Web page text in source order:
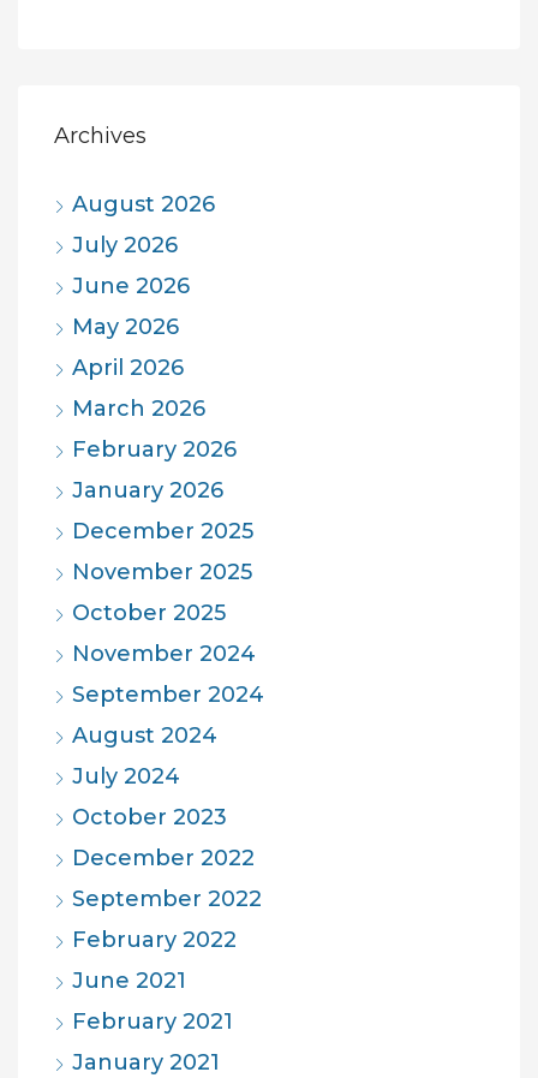
Archives
August 2026
July 2026
June 2026
May 2026
April 2026
March 2026
February 2026
January 2026
December 2025
November 2025
October 2025
November 2024
September 2024
August 2024
July 2024
October 2023
December 2022
September 2022
February 2022
June 2021
February 2021
January 2021